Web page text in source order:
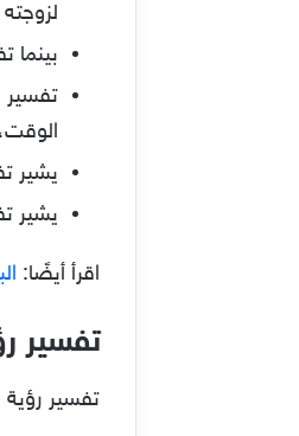
لزوجته
بينما
تفسير
يشير
يشير
اقرأ أيضًا:
تفسير
تفسير